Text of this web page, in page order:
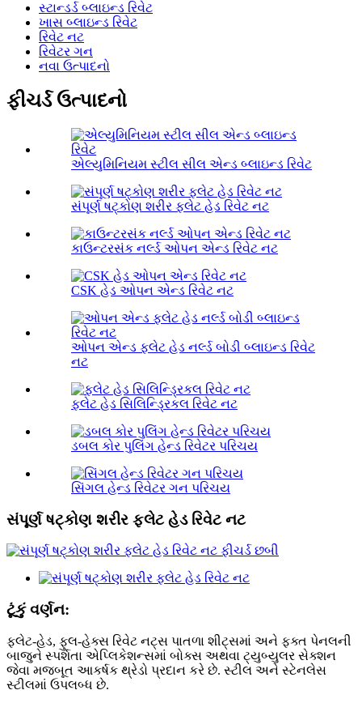
સ્ટાન્ડર્ડ બ્લાઇન્ડ રિવેટ
ખાસ બ્લાઇન્ડ રિવેટ
રિવેટ નટ
રિવેટર ગન
નવા ઉત્પાદનો
ફીચર્ડ ઉત્પાદનો
એલ્યુમિનિયમ સ્ટીલ સીલ એન્ડ બ્લાઇન્ડ રિવેટ
સંપૂર્ણ ષટ્કોણ શરીર ફ્લેટ હેડ રિવેટ નટ
કાઉન્ટરસંક નર્લ્ડ ઓપન એન્ડ રિવેટ નટ
CSK હેડ ઓપન એન્ડ રિવેટ નટ
ઓપન એન્ડ ફ્લેટ હેડ નર્લ્ડ બોડી બ્લાઇન્ડ રિવેટ
નટ
ફ્લેટ હેડ સિલિન્ડ્રિકલ રિવેટ નટ
ડબલ કોર પુલિંગ હેન્ડ રિવેટર પરિચય
સિંગલ હેન્ડ રિવેટર ગન પરિચય
સંપૂર્ણ ષટ્કોણ શરીર ફ્લેટ હેડ રિવેટ નટ
ટૂંકું વર્ણન:
ફ્લેટ-હેડ, ફુલ-હેક્સ રિવેટ નટ્સ પાતળા શીટ્સમાં અને ફક્ત પેનલની
બાજુને સ્પર્શતા એપ્લિકેશન્સમાં બોક્સ અથવા ટ્યુબ્યુલર સેક્શન
જેવા મજબૂત આકર્ષક થ્રેડો પ્રદાન કરે છે. સ્ટીલ અને સ્ટેનલેસ
સ્ટીલમાં ઉપલબ્ધ છે.